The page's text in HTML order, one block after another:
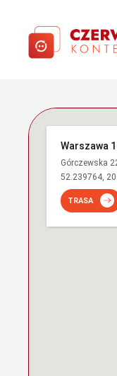
Warszawa
Górczewska
52.239764,
TRASA